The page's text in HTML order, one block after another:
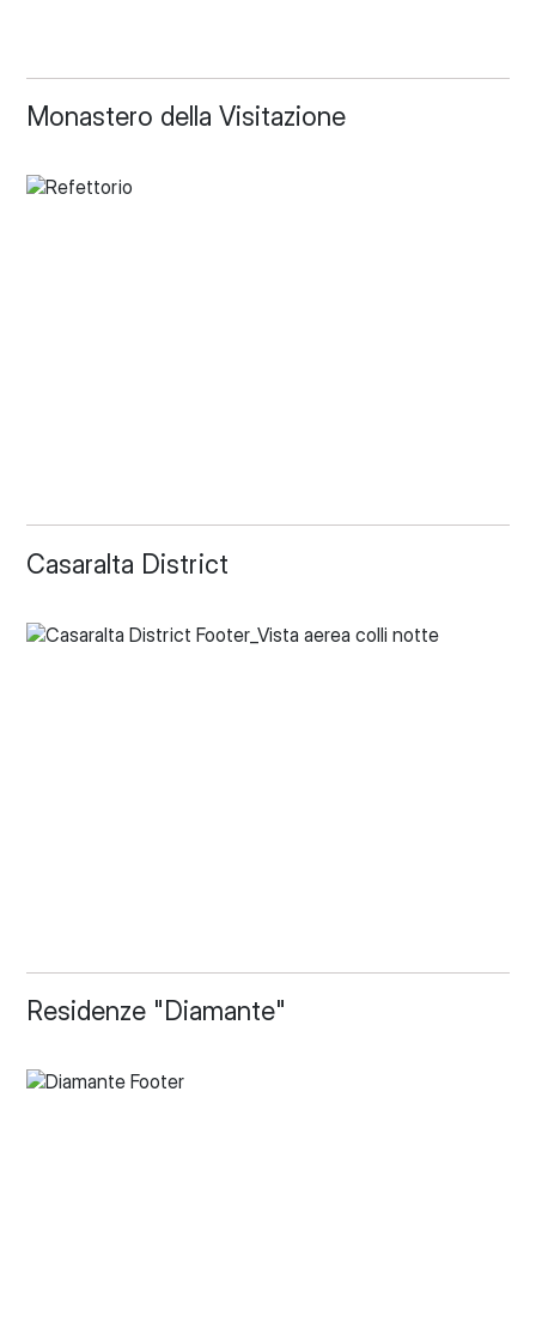
Monastero della Visitazione
Casaralta District
Residenze "Diamante"